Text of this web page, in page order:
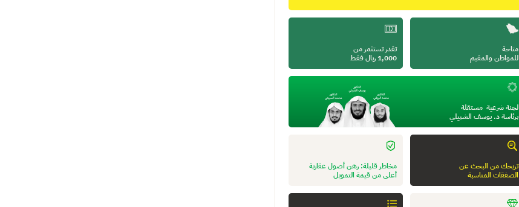
تقدر تستثمر من
1,000 ريال فقط
متاحة
للمواطن والمقيم
لجنة شرعية  مستقلة
برئاسة د. يوسف الشبيلي
أعلى من قيمة التمويل
تريحك من البحث عن
الصفقات المناسبة